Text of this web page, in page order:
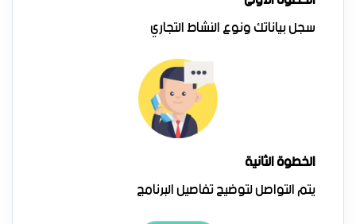
سجل بياناتك ونوع النشاط التجاري
الخطوة الثانية
يتم التواصل لتوضيح تفاصيل البرنامج